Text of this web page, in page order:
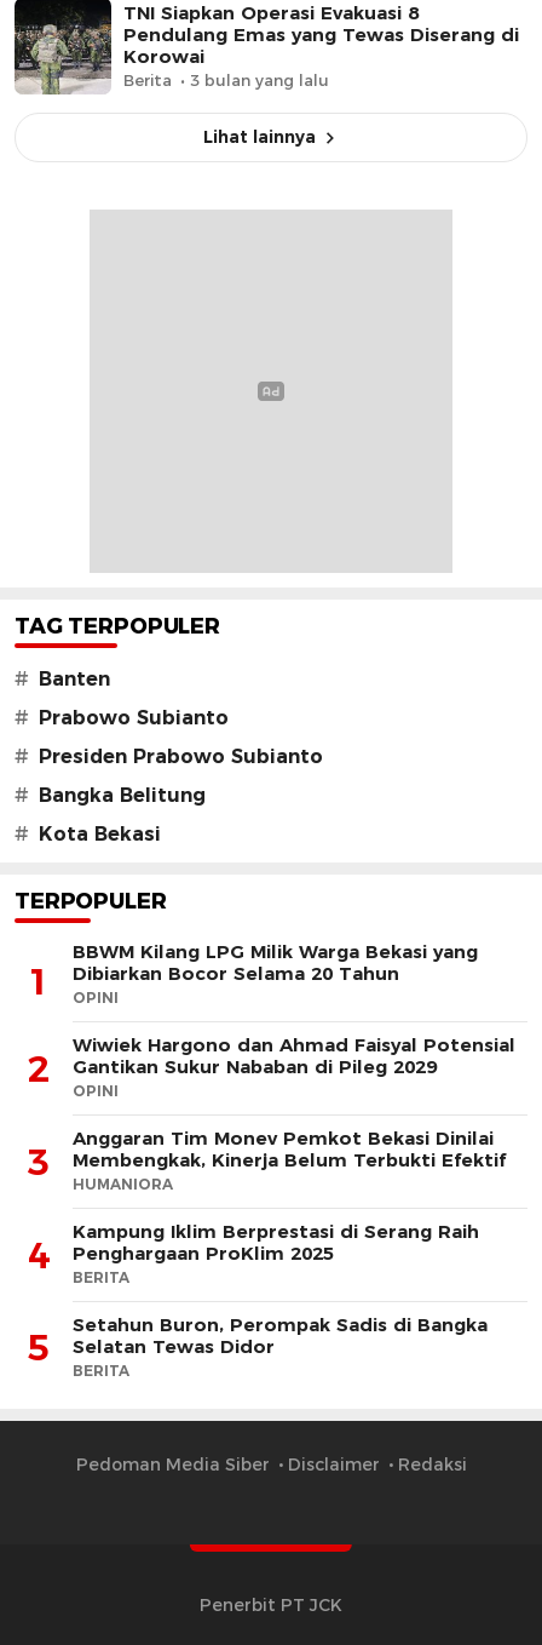
TNI Siapkan Operasi Evakuasi 8
Pendulang Emas yang Tewas Diserang di
Korowai
Berita 3 bulan yang lalu
Lihat lainnya
TAG TERPOPULER
# Banten
# Prabowo Subianto
# Presiden Prabowo Subianto
# Bangka Belitung
# Kota Bekasi
TERPOPULER
1
BBWM Kilang LPG Milik Warga Bekasi yang
Dibiarkan Bocor Selama 20 Tahun
OPINI
2
Wiwiek Hargono dan Ahmad Faisyal Potensial
Gantikan Sukur Nababan di Pileg 2029
OPINI
3
Anggaran Tim Monev Pemkot Bekasi Dinilai
Membengkak, Kinerja Belum Terbukti Efektif
HUMANIORA
4
Kampung Iklim Berprestasi di Serang Raih
Penghargaan ProKlim 2025
BERITA
5
Setahun Buron, Perompak Sadis di Bangka
Selatan Tewas Didor
BERITA
Pedoman Media Siber Disclaimer Redaksi
Penerbit PT JCK